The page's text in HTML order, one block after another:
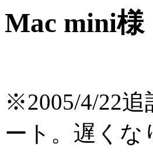
Mac mini様
※2005/4/22
ート。遅くな